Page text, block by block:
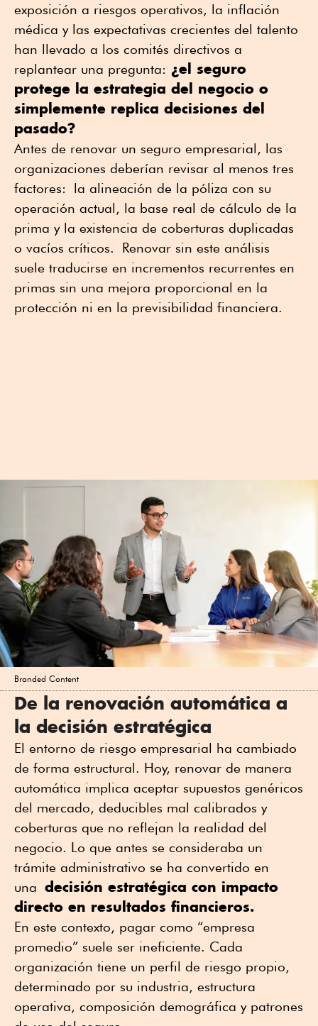
exposición a riesgos operativos, la inflación
médica y las expectativas crecientes del talento
han llevado a los comités directivos a
replantear una pregunta: ¿el seguro
protege la estrategia del negocio o
simplemente replica decisiones del
pasado?
Antes de renovar un seguro empresarial, las
organizaciones deberían revisar al menos tres
factores:
la alineación de la póliza con su
operación actual, la base real de cálculo de la
prima y la existencia de coberturas duplicadas
o vacíos críticos. Renovar sin este análisis
suele traducirse en incrementos recurrentes en
primas sin una mejora proporcional en la
protección ni en la previsibilidad financiera.
Branded Content
De la renovación automática a
la decisión estratégica
El entorno de riesgo empresarial ha cambiado
de forma estructural. Hoy, renovar de manera
automática implica aceptar supuestos genéricos
del mercado, deducibles mal calibrados y
coberturas que no reflejan la realidad del
negocio. Lo que antes se consideraba un
trámite administrativo se ha convertido en
una decisión estratégica con impacto
directo en resultados financieros.
En este contexto, pagar como “empresa
promedio” suele ser ineficiente. Cada
organización tiene un perfil de riesgo propio,
determinado por su industria, estructura
operativa, composición demográfica y patrones